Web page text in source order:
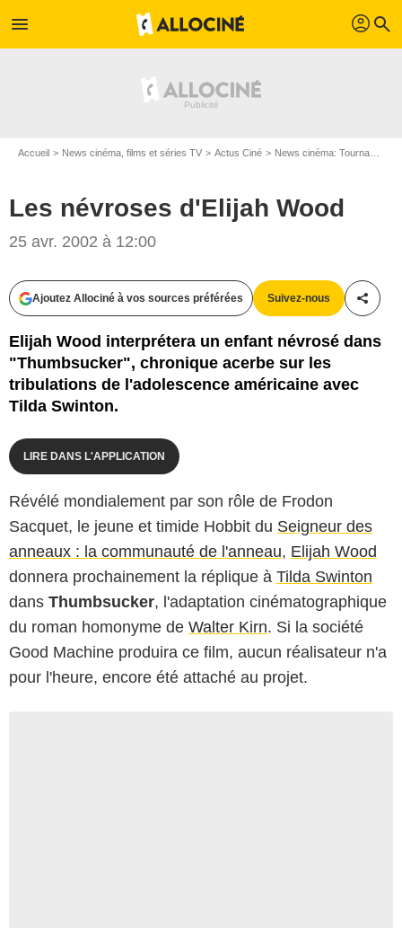
menu profil search
Accueil News cinéma, films et séries TV Actus Ciné News cinéma: Tournages
Les névroses d'Elijah Wood
25 avr. 2002 à 12:00
Ajoutez Allociné à vos sources préférées Suivez-nous
Elijah Wood interprétera un enfant névrosé dans
"Thumbsucker", chronique acerbe sur les
tribulations de l'adolescence américaine avec
Tilda Swinton.
LIRE DANS L'APPLICATION
Révélé mondialement par son rôle de Frodon
Sacquet, le jeune et timide Hobbit du Seigneur des
anneaux : la communauté de l'anneau, Elijah Wood
donnera prochainement la réplique à Tilda Swinton
dans Thumbsucker, l'adaptation cinématographique
du roman homonyme de Walter Kirn. Si la société
Good Machine produira ce film, aucun réalisateur n'a
pour l'heure, encore été attaché au projet.